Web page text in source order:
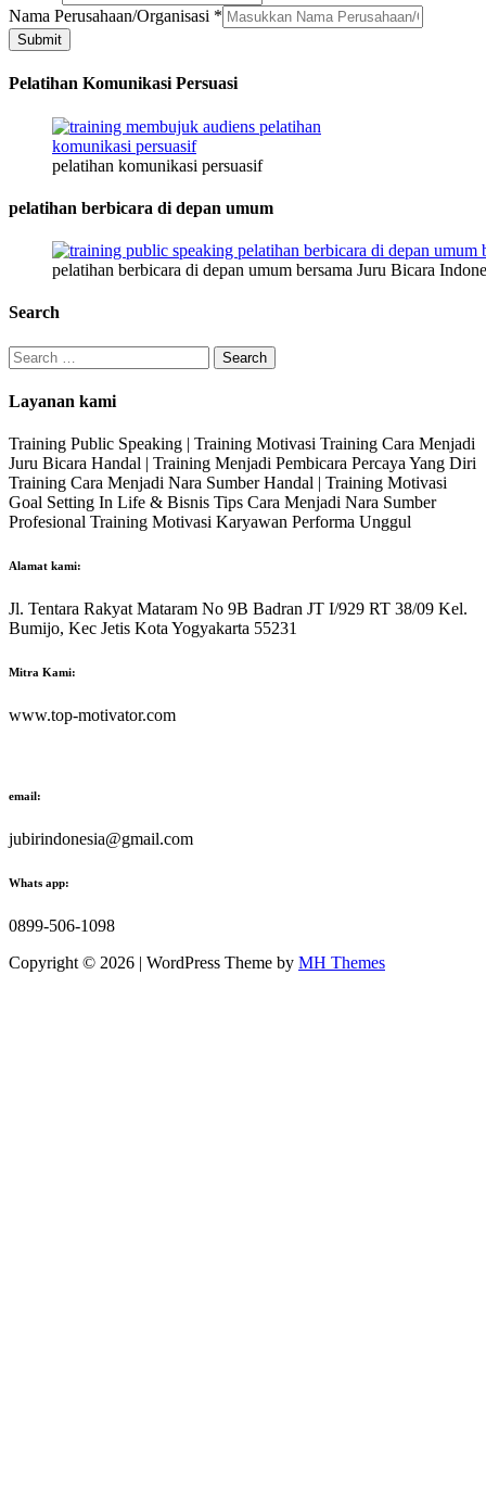
Jenis
Nama Perusahaan/Organisasi *
Submit
Pelatihan Komunikasi Persuasi
pelatihan komunikasi persuasif
pelatihan berbicara di depan umum
pelatihan berbicara di depan umum bersama Juru Bicara
Search
Search
for:
Layanan kami
Training Public Speaking | Training Motivasi Training Cara Menjadi
Juru Bicara Handal | Training Menjadi Pembicara Percaya Yang Diri
Training Cara Menjadi Nara Sumber Handal | Training Motivasi
Goal Setting In Life & Bisnis Tips Cara Menjadi Nara Sumber
Profesional Training Motivasi Karyawan Performa Unggul
Alamat kami:
Jl. Tentara Rakyat Mataram No 9B Badran JT I/929 RT 38/09 Kel.
Bumijo, Kec Jetis Kota Yogyakarta 55231
Mitra Kami:
www.top-motivator.com
email:
jubirindonesia@gmail.com
Whats app:
0899-506-1098
Copyright © 2026 | WordPress Theme by MH Themes